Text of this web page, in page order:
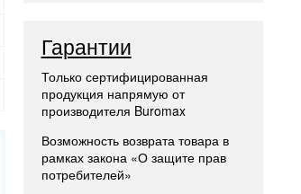
Гарантии
Только сертифицированная
продукция напрямую от
производителя Buromax
Возможность возврата товара в
рамках закона «О защите прав
потребителей»